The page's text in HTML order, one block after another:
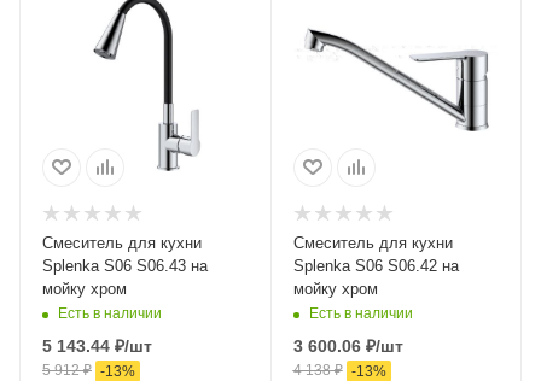
Смеситель для кухни
Splenka S06 S06.43 на
мойку хром
Есть в наличии
5 143.44 ₽/шт
5 912₽ -13%
Смеситель для кухни
Splenka S06 S06.42 на
мойку хром
Есть в наличии
3 600.06₽/шт
4 138₽ -13%